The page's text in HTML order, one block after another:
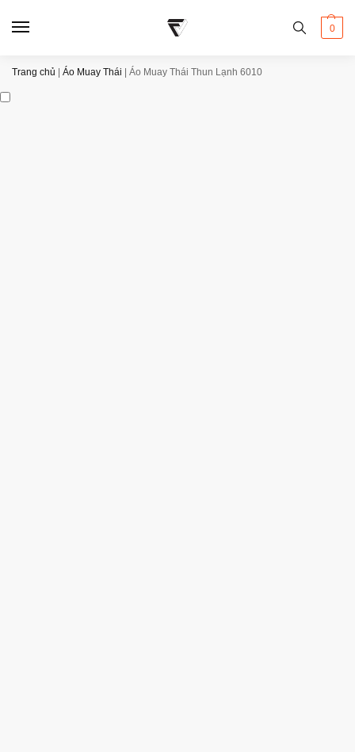
0
Trang chủ Áo Muay Thái Áo Muay Thái Thun Lạnh 6010